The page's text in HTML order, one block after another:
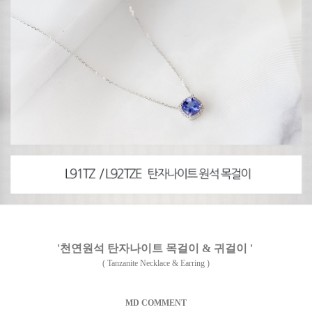
'천연원석 탄자나이트 목걸이 & 귀걸이 '
( Tanzanite Necklace & Earring )
MD COMMENT